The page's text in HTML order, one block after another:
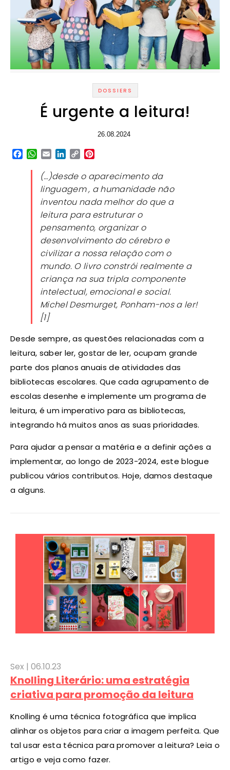
DOSSIERS
É urgente a leitura!
26.08.2024
Facebook
WhatsApp
EmailLinkedIn
Copy
(…)desde o aparecimento da
linguagem , a humanidade não
inventou nada melhor do que a
leitura para estruturar o
pensamento, organizar o
desenvolvimento do cérebro e
civilizar a nossa relação com o
mundo. O livro constrói realmente a
criança na sua tripla componente
intelectual, emocional e social.
Michel Desmurget, Ponham-nos a ler!
[1]
Desde sempre, as questões relacionadas com a
leitura, saber ler, gostar de ler, ocupam grande
parte dos planos anuais de atividades das
bibliotecas escolares. Que cada agrupamento de
escolas desenhe e implemente um programa de
leitura, é um imperativo para as bibliotecas,
integrando há muitos anos as suas prioridades.
Para ajudar a pensar a matéria e a definir ações a
implementar, ao longo de 2023-2024, este blogue
publicou vários contributos. Hoje, damos destaque
a alguns.
Sex | 06.10.23
Knolling Literário: uma estratégia
criativa para promoção da leitura
Knolling é uma técnica fotográfica que implica
alinhar os objetos para criar a imagem perfeita. Que
tal usar esta técnica para promover a leitura? Leia o
artigo e veja como fazer.